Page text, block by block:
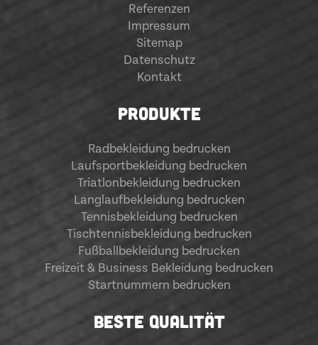
Referenzen
Impressum
Sitemap
Datenschutz
Kontakt
PRODUKTE
Radbekleidung bedrucken
Laufsportbekleidung bedrucken
Triatlonbekleidung bedrucken
Langlaufbekleidung bedrucken
Tennisbekleidung bedrucken
Tischtennisbekleidung bedrucken
Fußballbekleidung bedrucken
Freizeit & Business Bekleidung bedrucken
Startnummern bedrucken
BESTE QUALITÄT